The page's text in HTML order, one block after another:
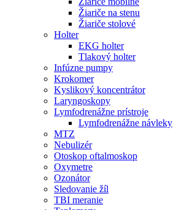
Žiariče na stenu
Žiariče stolové
Holter
EKG holter
Tlakový holter
Infúzne pumpy
Krokomer
Kyslikový koncentrátor
Laryngoskopy
Lymfodrenážne prístroje
Lymfodrenážne návleky
MTZ
Nebulizér
Otoskop oftalmoskop
Oxymetre
Ozonátor
Sledovanie žíl
TBI meranie